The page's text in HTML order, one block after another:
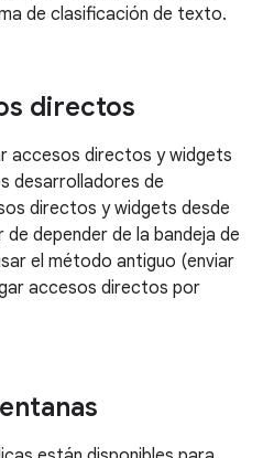
de clasificación de texto.
directos
accesos directos y widgets
desarrolladores de
directos y widgets desde
depender de la bandeja de
el método antiguo (enviar
accesos directos por